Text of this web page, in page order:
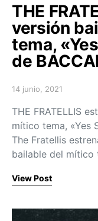
THE
versión
tema,
de
Posted on
14 junio, 2021
THE FRATELLIS
mítico tema, «Yes
The Fratellis
bailable del mítico
View Post